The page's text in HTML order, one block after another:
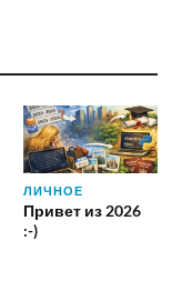
ЛИЧНОЕ
Привет из 2026
:-)